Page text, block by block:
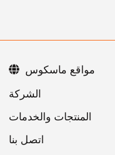
اتصل بنا
مواقع ماسكوس